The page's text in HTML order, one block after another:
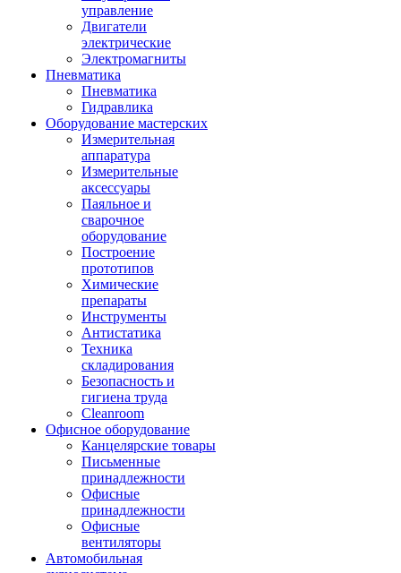
управление
Двигатели
электрические
Электромагниты
Пневматика
Пневматика
Гидравлика
Оборудование мастерских
Измерительная
аппаратура
Измерительные
аксессуары
Паяльное и
сварочное
оборудование
Построение
прототипов
Химические
препараты
Инструменты
Aнтистатика
Техника
складирования
Безопасность и
гигиена труда
Cleanroom
Офисное оборудование
Канцелярские товары
Письменные
принадлежности
Офисные
принадлежности
Офисные
вентиляторы
Автомобильная